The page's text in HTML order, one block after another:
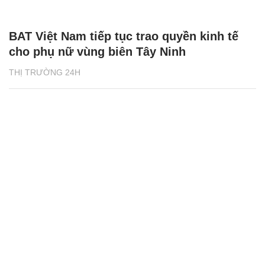
THỊ TRƯỜNG 24H
BAT Việt Nam tiếp tục trao quyền kinh tế
cho phụ nữ vùng biên Tây Ninh